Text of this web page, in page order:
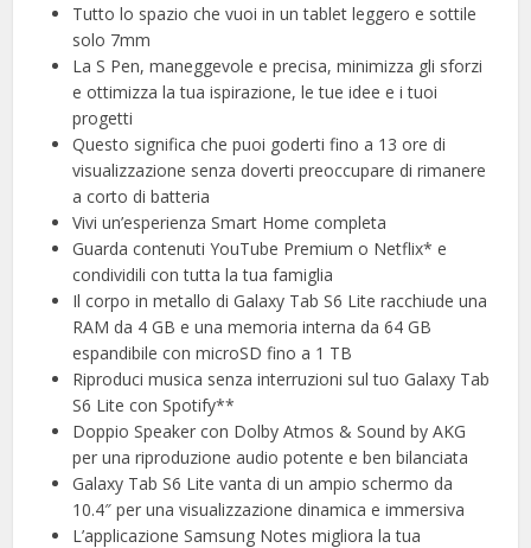
Tutto lo spazio che vuoi in un tablet leggero e sottile
solo 7mm
La S Pen, maneggevole e precisa, minimizza gli sforzi
e ottimizza la tua ispirazione, le tue idee e i tuoi
progetti
Questo significa che puoi goderti fino a 13 ore di
visualizzazione senza doverti preoccupare di rimanere
a corto di batteria
Vivi un’esperienza Smart Home completa
Guarda contenuti YouTube Premium o Netflix* e
condividili con tutta la tua famiglia
Il corpo in metallo di Galaxy Tab S6 Lite racchiude una
RAM da 4 GB e una memoria interna da 64 GB
espandibile con microSD fino a 1 TB
Riproduci musica senza interruzioni sul tuo Galaxy Tab
S6 Lite con Spotify**
Doppio Speaker con Dolby Atmos & Sound by AKG
per una riproduzione audio potente e ben bilanciata
Galaxy Tab S6 Lite vanta di un ampio schermo da
10.4″ per una visualizzazione dinamica e immersiva
L’applicazione Samsung Notes migliora la tua